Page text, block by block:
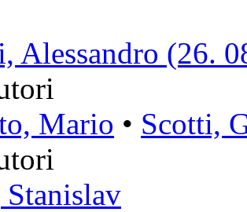
Alessandro (26.
Mario • Scotti,
Stanislav